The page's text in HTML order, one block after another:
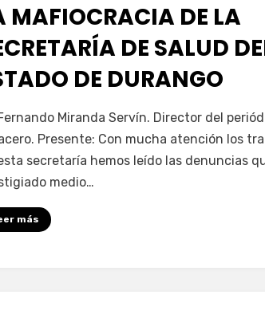
MAFIOCRACIA DE LA
DE SALUD
DE DURANGO
Enrique
Miranda Servín. Director del
Presente: Con mucha atención los
secretaría hemos leído las denuncias
medio…
más